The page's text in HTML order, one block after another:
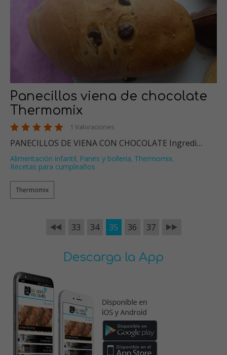
Panecillos viena de chocolate
Thermomix
1 Valoraciones
PANECILLOS DE VIENA CON CHOCOLATE Ingredi…
Alimentación infantil, Panes y bolleria, Thermomix,
Recetas para cumpleaños
Thermomix
33 34 35 36 37
Descarga la App